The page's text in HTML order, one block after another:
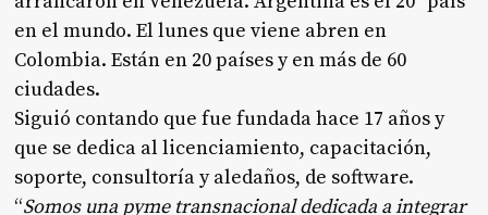
en el mundo. El lunes que viene abren en
Colombia. Están en 20 países y en más de 60
ciudades.
Siguió contando que fue fundada hace 17 años y
que se dedica al licenciamiento, capacitación,
soporte, consultoría y aledaños, de software.
“Somos una pyme transnacional dedicada a integrar